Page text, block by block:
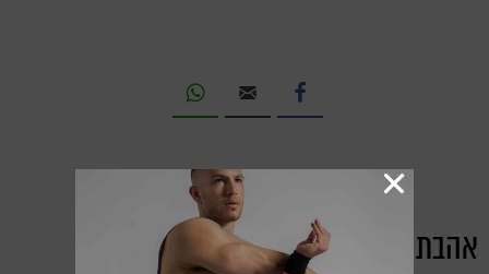
אהבת את הכתבה?